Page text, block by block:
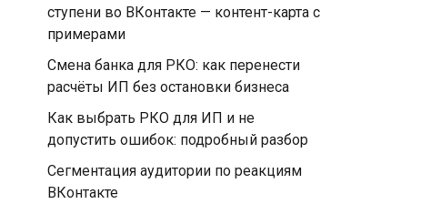
ступени во ВКонтакте — контент-карта с
примерами
Смена банка для РКО: как перенести
расчёты ИП без остановки бизнеса
Как выбрать РКО для ИП и не
допустить ошибок: подробный разбор
Сегментация аудитории по реакциям
ВКонтакте